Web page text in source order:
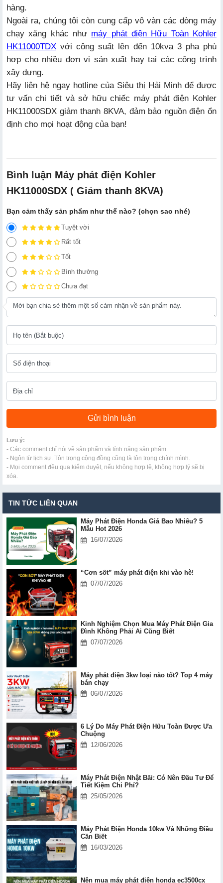
hàng.
Ngoài ra, chúng tôi còn cung cấp vô vàn các dòng máy
chạy xăng khác như máy phát điện Hữu Toàn Kohler
HK11000TDX với công suất lên đến 10kva 3 pha phù
hợp cho nhiều đơn vị sản xuất hay tại các công trình
xây dựng.
Hãy liên hệ ngay hotline của Siêu thị Hải Minh để được
tư vấn chi tiết và sở hữu chiếc máy phát điện Kohler
HK11000SDX giảm thanh 8KVA, đảm bảo nguồn điện ổn
định cho mọi hoạt động của bạn!
Bình luận Máy phát điện Kohler
HK11000SDX ( Giảm thanh 8KVA)
Bạn cảm thấy sản phẩm như thế nào? (chọn sao nhé)
Tuyệt vời
Rất tốt
Tốt
Bình thường
Chưa đạt
Lưu ý:
- Các comment chỉ nói về sản phẩm và tính năng sản phẩm.
- Ngôn từ lịch sự. Tôn trọng cộng đồng cũng là tôn trọng chính mình.
- Mọi comment đều qua kiểm duyệt, nếu không hợp lệ, không hợp lý sẽ bị
xóa.
TIN TỨC LIÊN QUAN
Máy Phát Điện Honda Giá Bao Nhiêu? 5
Mẫu Hot 2026
16/07/2026
“Cơn sốt” máy phát điện khi vào hè!
07/07/2026
Kinh Nghiệm Chọn Mua Máy Phát Điện Gia
Đình Không Phải Ai Cũng Biết
07/07/2026
Máy phát điện 3kw loại nào tốt? Top 4 máy
bán chạy
06/07/2026
6 Lý Do Máy Phát Điện Hữu Toàn Được Ưa
Chuộng
12/06/2026
Máy Phát Điện Nhật Bãi: Có Nên Đầu Tư Để
Tiết Kiệm Chi Phí?
25/05/2026
Máy Phát Điện Honda 10kw Và Những Điều
Cần Biết
16/03/2026
Nên mua máy phát điện honda ec3500cx